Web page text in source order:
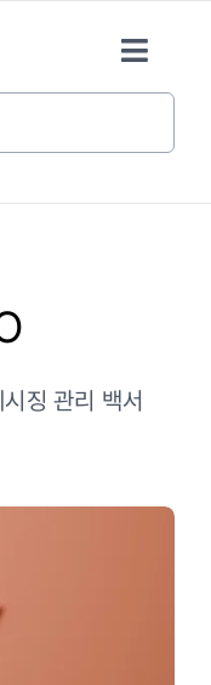
Toggle
징 관리 백서